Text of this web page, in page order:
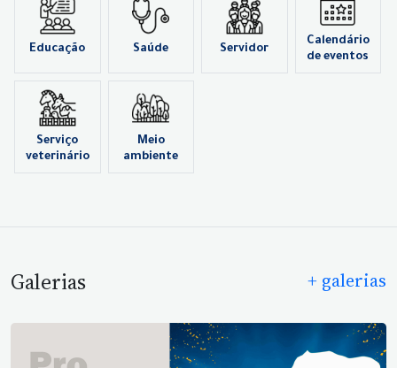
Educação Saúde Servidor
Calendário
de eventos
Serviço
veterinário
Meio
ambiente
Galerias + galerias